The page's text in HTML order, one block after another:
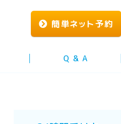
簡単ネッ ト予約
Q & A